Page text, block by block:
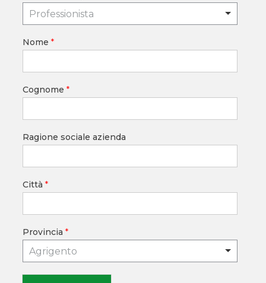
Professionista
Nome *
Cognome *
Ragione sociale azienda
Città *
Provincia *
Agrigento